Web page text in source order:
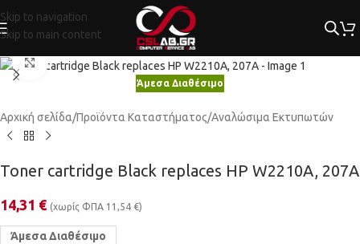
Skip to navigation
Skip to main content
Κλικ για μεγέθυνση
Άμεσα Διαθέσιμο
Αρχική σελίδα/Προϊόντα Καταστήματος/Αναλώσιμα Εκτυπωτών
Toner cartridge Black replaces HP W2210A, 207A
14,31 € (χωρίς ΦΠΑ 11,54 €)
Άμεσα Διαθέσιμο